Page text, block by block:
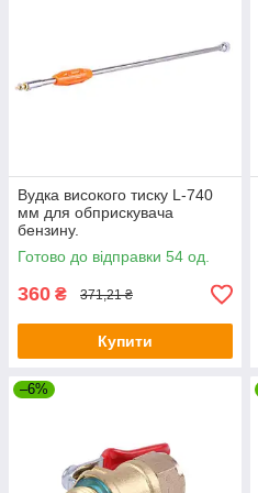
Вудка високого тиску L-740
мм для обприскувача
бензину.
Готово до відправки 54 од.
360 ₴ 371,21 ₴
Купити
–6%